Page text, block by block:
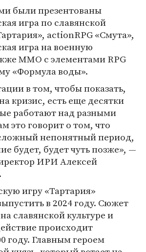
были презентованы
игра по славянской
actionRPG «Смута»,
игра на военную
MMO с элементами RPG
«Формула воды».
в том, чтобы показать,
кризис, есть еще десятки
работают над разными
это говорит о том, что
непонятный период,
будет, будет чуть позже», —
ИРИ Алексей
игру «Тартария»
в 2024 году. Сюжет
славянской культуре и
происходит
году. Главным героем